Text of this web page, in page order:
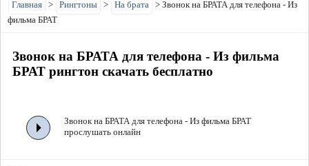
Главная > Рингтоны > На брата > Звонок на БРАТА для телефона - Из
фильма БРАТ
Звонок на БРАТА для телефона - Из фильма
БРАТ рингтон скачать бесплатно
Звонок на БРАТА для телефона - Из фильма БРАТ
прослушать онлайн